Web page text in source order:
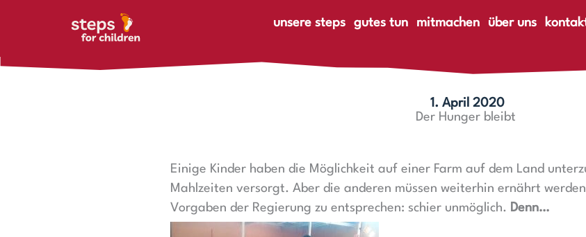
unsere steps
gutes tun mitmachen über uns
1. April 2020
Der Hunger bleibt
Einige Kinder haben die Möglichkeit auf einer Farm auf dem Land
Mahlzeiten versorgt. Aber die anderen müssen weiterhin ernährt
Vorgaben der Regierung zu entsprechen: schier unmöglich. Denn…